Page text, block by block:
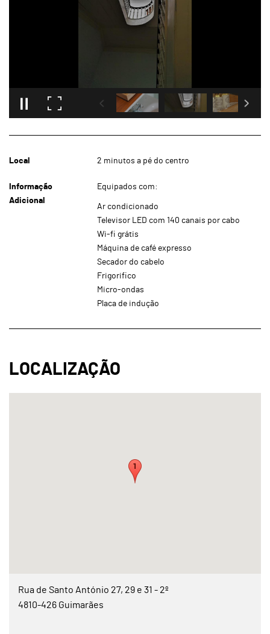
Local 2 minutos a pé do centro
Informação
Adicional
Equipados com:
Ar condicionado
Televisor LED com 140 canais por cabo
Wi-fi grátis
Máquina de café expresso
Secador do cabelo
Frigorifico
Micro-ondas
Placa de indução
Rua de Santo António 27, 29 e 31 - 2º
4810-426 Guimarães